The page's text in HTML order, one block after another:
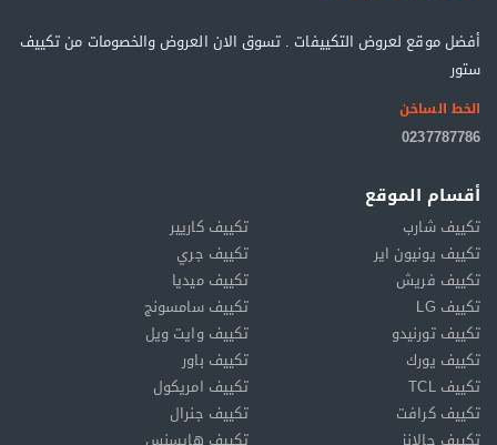
أفضل موقع لعروض التكييفات . تسوق الان العروض والخصومات من تكييف
ستور
الخط الساخن
0237787786
أقسام الموقع
تكييف شارب
تكييف كاريير
تكييف يونيون اير
تكييف جري
تكييف فريش
تكييف ميديا
تكييف LG
تكييف سامسونج
تكييف تورنيدو
تكييف وايت ويل
تكييف يورك
تكييف باور
تكييف TCL
تكييف امريكول
تكييف كرافت
تكييف جنرال